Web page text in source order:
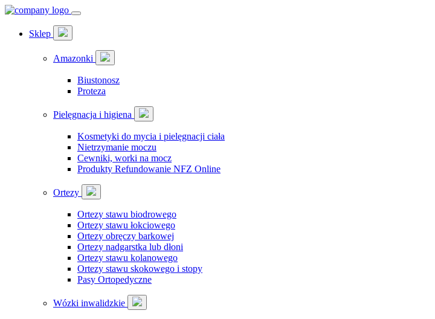
Sklep
Amazonki
Biustonosz
Proteza
Pielęgnacja i higiena
Kosmetyki do mycia i pielęgnacji ciała
Nietrzymanie moczu
Cewniki, worki na mocz
Produkty Refundowanie NFZ Online
Ortezy
Ortezy stawu biodrowego
Ortezy stawu łokciowego
Ortezy obręczy barkowej
Ortezy nadgarstka lub dłoni
Ortezy stawu kolanowego
Ortezy stawu skokowego i stopy
Pasy Ortopedyczne
Wózki inwalidzkie